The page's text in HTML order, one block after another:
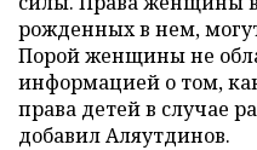
рожденных в нем,
Порой женщины не
информацией о том,
права детей в случае
добавил Аляутдинов.